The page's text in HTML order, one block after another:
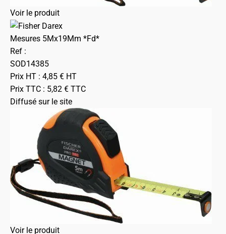
Voir le produit
Mesures 5Mx19Mm *Fd*
Ref :
SOD14385
Prix HT : 4,85 € HT
Prix TTC : 5,82 € TTC
Diffusé sur le site
Voir le produit